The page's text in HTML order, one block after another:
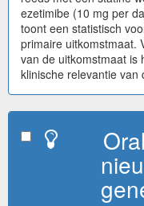
ezetimibe (10 mg per
toont een statistisch
primaire uitkomstmaat.
van de uitkomstmaat is
klinische relevantie van